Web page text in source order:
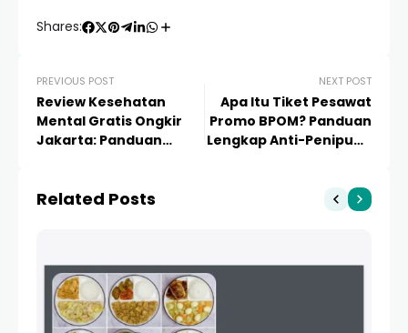
Shares:
PREVIOUS POST
Review Kesehatan
Mental Gratis Ongkir
Jakarta: Panduan
dan Mental
NEXT POST
Apa Itu Tiket Pesawat
Promo BPOM? Panduan
Lengkap Anti-Penipuan
Related Posts